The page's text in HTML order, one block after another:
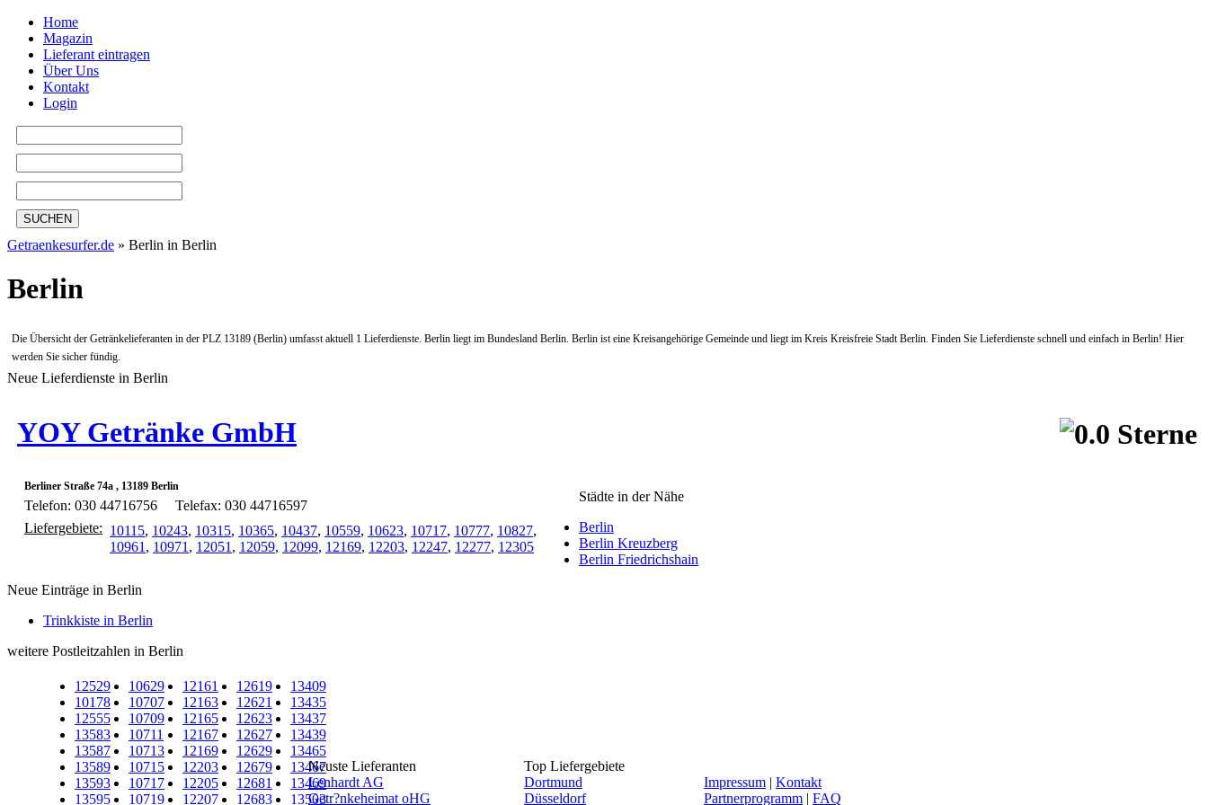
Home
Magazin
Lieferant eintragen
Über Uns
Kontakt
Login
SUCHEN
Getraenkesurfer.de » Berlin in Berlin
Berlin
Die Übersicht der Getränkelieferanten in der PLZ 13189 (Berlin) umfasst aktuell 1 Lieferdienste. Berlin liegt im Bundesland Berlin. Berlin ist eine Kreisangehörige Gemeinde und liegt im Kreis Kreisfreie Stadt Berlin. Finden Sie Lieferdienste schnell und einfach in Berlin! Hier
werden Sie sicher fündig.
Neue Lieferdienste in Berlin
YOY Getränke GmbH
Berliner Straße 74a , 13189 Berlin
Telefon: 030 44716756
Telefax: 030 44716597
Liefergebiete: 10115, 10243, 10315, 10365, 10437, 10559, 10623, 10717, 10777, 10827,
10961 , 10971 , 12051 , 12059, 12099, 12169, 12203, 12247, 12277, 12305
Städte in der Nähe
Berlin
Berlin Kreuzberg
Berlin Friedrichshain
Neue Einträge in Berlin
Trinkkiste in Berlin
weitere Postleitzahlen in Berlin
12529
10178
12555
13583
13587
13589
13593
13595
10629
10707
10709
10711
10713
10715
10717
10719
12161
12163
12165
12167
12169
12203
12205
12207
12619
12621
12623
12627
12629
12679
12681
12683
13409
13435
13437
13439
13465
13467
13469
13503
Neuste Lieferanten
Lenhardt AG
Getr?nkeheimat oHG
Top Liefergebiete
Dortmund
Düsseldorf
Impressum | Kontakt
Partnerprogramm | FAQ